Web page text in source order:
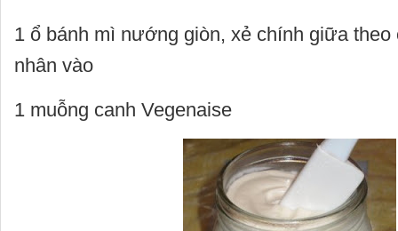
1 ổ bánh mì nướng giòn, xẻ chính giữa theo
nhân vào
1 muỗng canh Vegenaise